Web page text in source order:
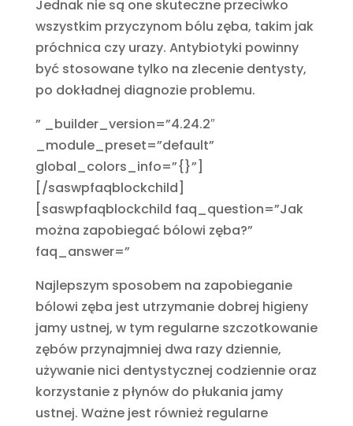
Jednak nie są one skuteczne przeciwko
wszystkim przyczynom bólu zęba, takim jak
próchnica czy urazy. Antybiotyki powinny
być stosowane tylko na zlecenie dentysty,
po dokładnej diagnozie problemu.
” _builder_version=”4.24.2″
_module_preset=”default”
global_colors_info=”{}”]
[/saswpfaqblockchild]
[saswpfaqblockchild faq_question=”Jak
można zapobiegać bólowi zęba?”
faq_answer=”
Najlepszym sposobem na zapobieganie
bólowi zęba jest utrzymanie dobrej higieny
jamy ustnej, w tym regularne szczotkowanie
zębów przynajmniej dwa razy dziennie,
używanie nici dentystycznej codziennie oraz
korzystanie z płynów do płukania jamy
ustnej. Ważne jest również regularne